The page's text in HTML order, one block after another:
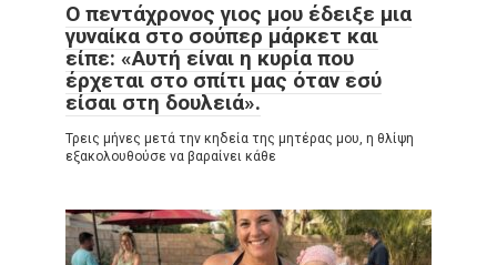
Ο πεντάχρονος γιος μου έδειξε μια
γυναίκα στο σούπερ μάρκετ και
είπε: «Αυτή είναι η κυρία που
έρχεται στο σπίτι μας όταν εσύ
είσαι στη δουλειά».
Τρεις μήνες μετά την κηδεία της μητέρας μου, η θλίψη
εξακολουθούσε να βαραίνει κάθε